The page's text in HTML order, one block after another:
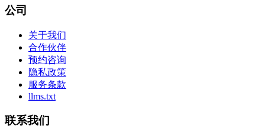
公司
关于我们
合作伙伴
预约咨询
隐私政策
服务条款
llms.txt
联系我们